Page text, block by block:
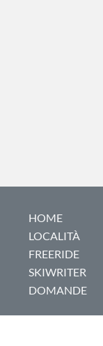
HOME
LOCALITÀ
FREERIDE
SKIWRITER
DOMANDE